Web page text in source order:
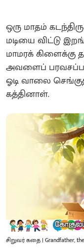
ஒரு மாதம்
மடியை விட்டு
மாமரக் கிளைக்கு
அவளைப்
ஓடி வாலை
கத்தினாள்.
சிறுவர் கதை | Grandfather,